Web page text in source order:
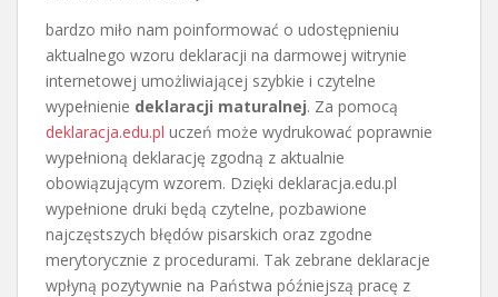
bardzo miło nam poinformować o udostępnieniu
aktualnego wzoru deklaracji na darmowej witrynie
internetowej umożliwiającej szybkie i czytelne
wypełnienie deklaracji maturalnej. Za pomocą
deklaracja.edu.pl uczeń może wydrukować poprawnie
wypełnioną deklarację zgodną z aktualnie
obowiązującym wzorem. Dzięki deklaracja.edu.pl
wypełnione druki będą czytelne, pozbawione
najczęstszych błędów pisarskich oraz zgodne
merytorycznie z procedurami. Tak zebrane deklaracje
wpłyną pozytywnie na Państwa późniejszą pracę z